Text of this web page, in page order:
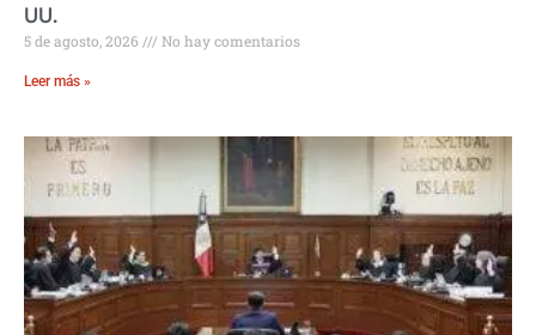
UU.
5 de agosto, 2026 No hay comentarios
Leer más »